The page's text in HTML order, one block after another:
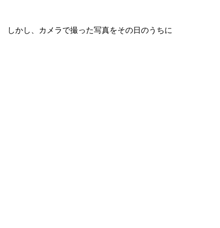
しかし、カメラで撮った写真をその日のうちに